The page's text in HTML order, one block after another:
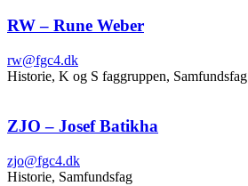
RW – Rune Weber
rw@fgc4.dk
Historie, K og S faggruppen, Samfundsfag
ZJO – Josef Batikha
zjo@fgc4.dk
Historie, Samfundsfag